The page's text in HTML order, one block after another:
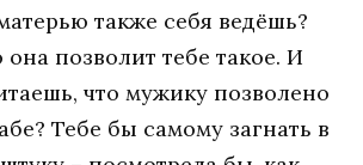
также себя ведёшь?
позволит тебе такое. И
что мужику позволено
Тебе бы самому загнать в